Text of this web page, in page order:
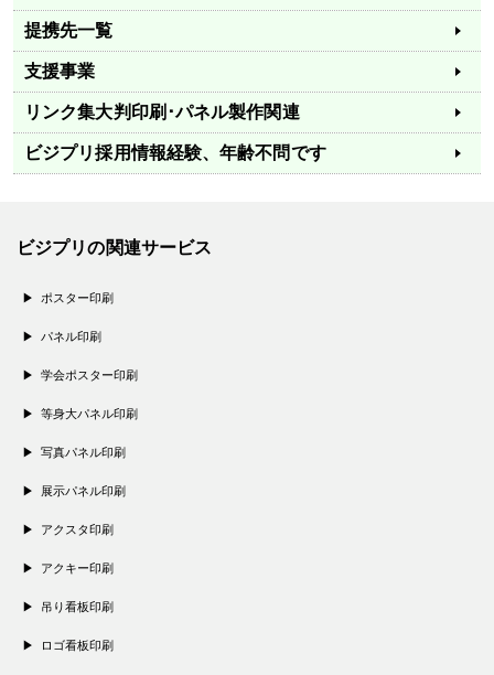
提携先一覧
支援事業
リンク集大判印刷･パネル製作関連
ビジプリ採用情報経験、年齢不問です
ビジプリの関連サービス
ポスター印刷
パネル印刷
学会ポスター印刷
等身大パネル印刷
写真パネル印刷
展示パネル印刷
アクスタ印刷
アクキー印刷
吊り看板印刷
ロゴ看板印刷